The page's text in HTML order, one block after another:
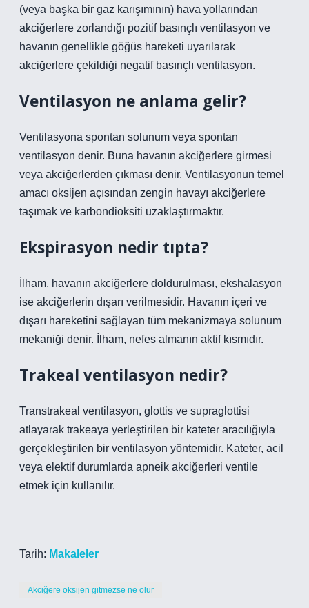
(veya başka bir gaz karışımının) hava yollarından
akciğerlere zorlandığı pozitif basınçlı ventilasyon ve
havanın genellikle göğüs hareketi uyarılarak
akciğerlere çekildiği negatif basınçlı ventilasyon.
Ventilasyon ne anlama gelir?
Ventilasyona spontan solunum veya spontan
ventilasyon denir. Buna havanın akciğerlere girmesi
veya akciğerlerden çıkması denir. Ventilasyonun temel
amacı oksijen açısından zengin havayı akciğerlere
taşımak ve karbondioksiti uzaklaştırmaktır.
Ekspirasyon nedir tıpta?
İlham, havanın akciğerlere doldurulması, ekshalasyon
ise akciğerlerin dışarı verilmesidir. Havanın içeri ve
dışarı hareketini sağlayan tüm mekanizmaya solunum
mekaniği denir. İlham, nefes almanın aktif kısmıdır.
Trakeal ventilasyon nedir?
Transtrakeal ventilasyon, glottis ve supraglottisi
atlayarak trakeaya yerleştirilen bir kateter aracılığıyla
gerçekleştirilen bir ventilasyon yöntemidir. Kateter, acil
veya elektif durumlarda apneik akciğerleri ventile
etmek için kullanılır.
Tarih: Makaleler
Akciğere oksijen gitmezse ne olur